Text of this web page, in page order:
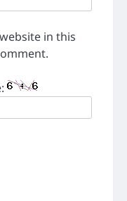
in this